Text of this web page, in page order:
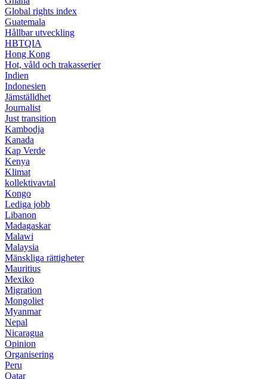
Global rights index
Guatemala
Hållbar utveckling
HBTQIA
Hong Kong
Hot, våld och trakasserier
Indien
Indonesien
Jämställdhet
Journalist
Just transition
Kambodja
Kanada
Kap Verde
Kenya
Klimat
kollektivavtal
Kongo
Lediga jobb
Libanon
Madagaskar
Malawi
Malaysia
Mänskliga rättigheter
Mauritius
Mexiko
Migration
Mongoliet
Myanmar
Nepal
Nicaragua
Opinion
Organisering
Peru
Qatar